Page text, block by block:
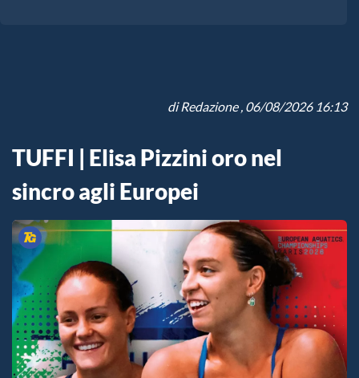
diRedazione, 06/08/2026 16:13
TUFFI | Elisa Pizzini oro nel
sincro agli Europei